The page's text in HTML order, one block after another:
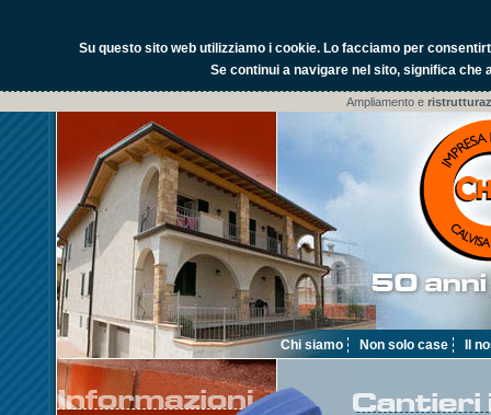
Su questo sito web utilizziamo i cookie.Lo facciamo per
Se continui a navigare nel sito, significa che
Ampliamento e
Chi siamo Non solo case Il